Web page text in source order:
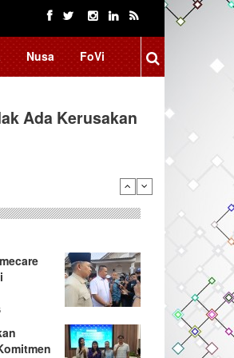
Nusa FoVi
Ada Kerusakan